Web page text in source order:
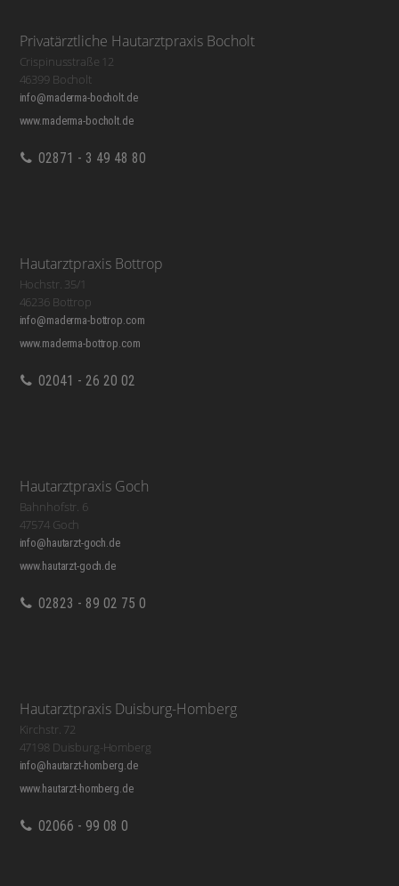
Privatärztliche Hautarztpraxis Bocholt
Crispinusstraße 12
46399 Bocholt
info@maderma-bocholt.de
www.maderma-bocholt.de
02871 - 3 49 48 80
Hautarztpraxis Bottrop
Hochstr. 35/1
46236 Bottrop
info@maderma-bottrop.com
www.maderma-bottrop.com
02041 - 26 20 02
Hautarztpraxis Goch
Bahnhofstr. 6
47574 Goch
info@hautarzt-goch.de
www.hautarzt-goch.de
02823 - 89 02 75 0
Hautarztpraxis Duisburg-Homberg
Kirchstr. 72
47198 Duisburg-Homberg
info@hautarzt-homberg.de
www.hautarzt-homberg.de
02066 - 99 08 0